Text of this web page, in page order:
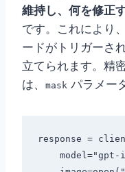
維持し、何を修正
です。これにより
ードがトリガーさ
立てられます。精
は、
mask パラメー
response =